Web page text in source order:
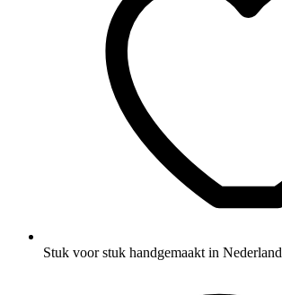
Stuk voor stuk handgemaakt in Nederland